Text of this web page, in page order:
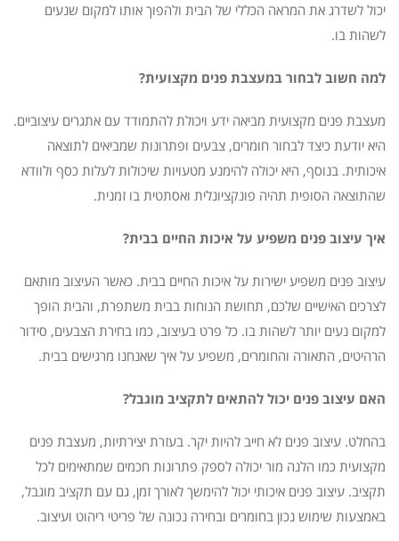
יכול לשדרג את המראה הכללי של הבית ולהפוך אותו למקום שנעים
לשהות בו.
למה חשוב לבחור במעצבת פנים מקצועית?
מעצבת פנים מקצועית מביאה ידע ויכולת להתמודד עם אתגרים עיצוביים.
היא יודעת כיצד לבחור חומרים, צבעים ופתרונות שמביאים לתוצאה
איכותית. בנוסף, היא יכולה להימנע מטעויות שיכולות לעלות כסף ולוודא
שהתוצאה הסופית תהיה פונקציונלית ואסתטית בו זמנית.
איך עיצוב פנים משפיע על איכות החיים בבית?
עיצוב פנים משפיע ישירות על איכות החיים בבית. כאשר העיצוב מותאם
לצרכים האישיים שלכם, תחושת הנוחות בבית משתפרת, והבית הופך
למקום נעים יותר לשהות בו. כל פרט בעיצוב, כמו בחירת הצבעים, סידור
הרהיטים, התאורה והחומרים, משפיע על איך שאנחנו מרגישים בבית.
האם עיצוב פנים יכול להתאים לתקציב מוגבל?
בהחלט. עיצוב פנים לא חייב להיות יקר. בעזרת יצירתיות, מעצבת פנים
מקצועית כמו הלנה מור יכולה לספק פתרונות חכמים שמתאימים לכל
תקציב. עיצוב פנים איכותי יכול להימשך לאורך זמן, גם עם תקציב מוגבל,
באמצעות שימוש נכון בחומרים ובחירה נכונה של פריטי ריהוט ועיצוב.